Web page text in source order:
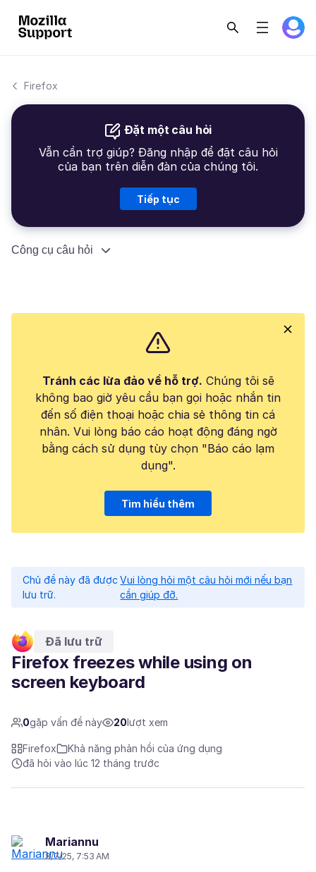
Firefox
Đặt một câu hỏi
Vẫn cần trợ giúp? Đăng nhập để đặt câu hỏi
của bạn trên diễn đàn của chúng tôi.
Tiếp tục
Công cụ câu hỏi
Tránh các lừa đảo về hỗ trợ. Chúng tôi sẽ
không bao giờ yêu cầu bạn gọi hoặc nhắn tin
đến số điện thoại hoặc chia sẻ thông tin cá
nhân. Vui lòng báo cáo hoạt động đáng ngờ
bằng cách sử dụng tùy chọn "Báo cáo lạm
dụng".
Tìm hiểu thêm
Chủ đề này đã được
lưu trữ.
Vui lòng hỏi một câu hỏi mới nếu bạn
cần giúp đỡ.
Đã lưu trữ
Firefox freezes while using on
screen keyboard
0gặp vấn đề này 20lượt xem
Firefox
Khả năng phản hồi của ứng dụng
đã hỏi vào lúc 12 tháng trước
Mariannu
8/7/25, 7:53 AM